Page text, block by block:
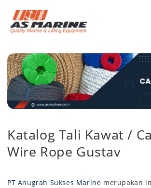
Katalog Tali Kawat /
Wire Rope Gustav
PT Anugrah Sukses Marine merupakan